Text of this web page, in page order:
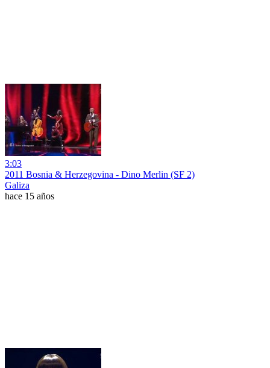
3:03
2011 Bosnia & Herzegovina - Dino Merlin (SF 2)
Galiza
hace 15 años